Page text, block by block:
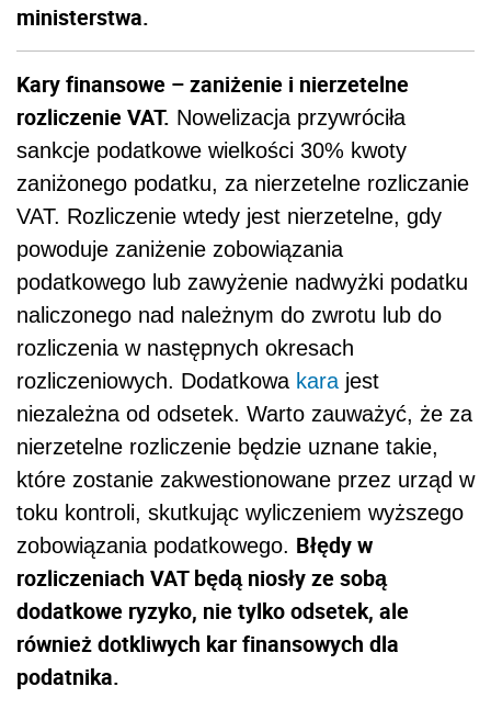
ministerstwa.
Kary finansowe – zaniżenie i nierzetelne
rozliczenie VAT. Nowelizacja przywróciła
sankcje podatkowe wielkości 30% kwoty
zaniżonego podatku, za nierzetelne rozliczanie
VAT. Rozliczenie wtedy jest nierzetelne, gdy
powoduje zaniżenie zobowiązania
podatkowego lub zawyżenie nadwyżki podatku
naliczonego nad należnym do zwrotu lub do
rozliczenia w następnych okresach
rozliczeniowych. Dodatkowa kara jest
niezależna od odsetek. Warto zauważyć, że za
nierzetelne rozliczenie będzie uznane takie,
które zostanie zakwestionowane przez urząd w
toku kontroli, skutkując wyliczeniem wyższego
zobowiązania podatkowego. Błędy w
rozliczeniach VAT będą niosły ze sobą
dodatkowe ryzyko, nie tylko odsetek, ale
również dotkliwych kar finansowych dla
podatnika.